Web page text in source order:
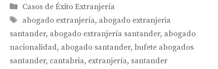
Categorías
Casos de Éxito Extranjería
Etiquetas
abogado extranjería, abogado extranjeria
santander, abogado extranjería santander, abogado
nacionalidad, abogado santander, bufete abogados
santander, cantabria, extranjería, santander